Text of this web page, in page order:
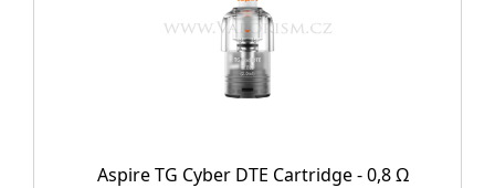
Aspire TG Cyber DTE Cartridge - 0,8 Ω